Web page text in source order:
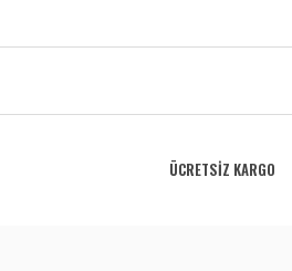
ÜCRETSİZ KARGO